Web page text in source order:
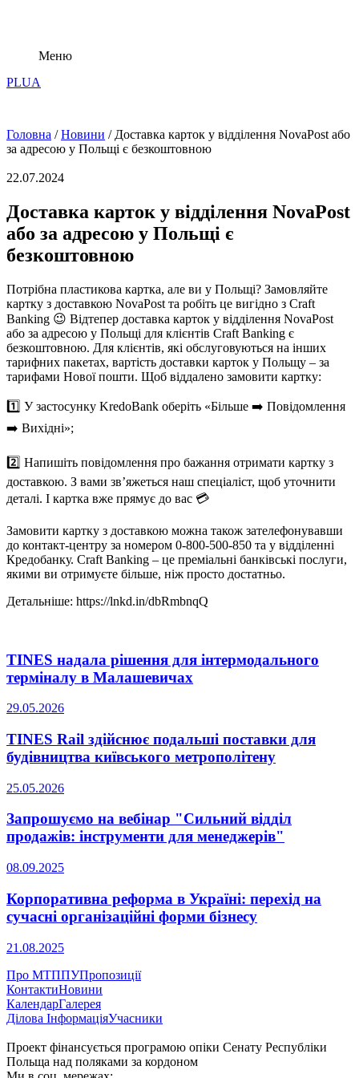
Меню
PLUA
Головна / Новини / Доставка карток у відділення NovaPost або
за адресою у Польщі є безкоштовною
22.07.2024
Доставка карток у відділення NovaPost
або за адресою у Польщі є
безкоштовною
Потрібна пластикова картка, але ви у Польщі? Замовляйте
картку з доставкою NovaPost та робіть це вигідно з Craft
Banking 😉 Відтепер доставка карток у відділення NovaPost
або за адресою у Польщі для клієнтів Craft Banking є
безкоштовною. Для клієнтів, які обслуговуються на інших
тарифних пакетах, вартість доставки карток у Польщу – за
тарифами Нової пошти. Щоб віддалено замовити картку:
1️⃣ У застосунку KredoBank оберіть «Більше ➡️ Повідомлення
➡️ Вихідні»;
2️⃣ Напишіть повідомлення про бажання отримати картку з
доставкою. З вами зв’яжеться наш спеціаліст, щоб уточнити
деталі. І картка вже прямує до вас 💳
Замовити картку з доставкою можна також зателефонувавши
до контакт-центру за номером 0-800-500-850 та у відділенні
Кредобанку. Craft Banking – це преміальні банківські послуги,
якими ви отримуєте більше, ніж просто достатньо.
Детальніше: https://lnkd.in/dbRmbnqQ
TINES надала рішення для інтермодального
терміналу в Малашевичах
29.05.2026
TINES Rail здійснює подальші поставки для
будівництва київського метрополітену
25.05.2026
Запрошуємо на вебінар "Сильний відділ
продажів: інструменти для менеджерів"
08.09.2025
Корпоративна реформа в Україні: перехід на
сучасні організаційні форми бізнесу
21.08.2025
Про МТППУПропозиції
КонтактиНовини
КалендарГалерея
Ділова ІнформаціяУчасники
Проект фінансується програмою опіки Сенату Республіки
Польща над поляками за кордоном